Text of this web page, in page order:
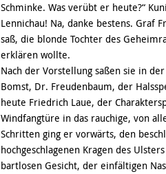
Schminke. Was verübt er heute?“
Lennichau! Na, danke bestens. Graf
saß, die blonde Tochter des
erklären wollte.
Nach der Vorstellung saßen sie in
Bomst, Dr. Freudenbaum, der
heute Friedrich Laue, der
Windfangtüre in das rauchige, von
Schritten ging er vorwärts, den
hochgeschlagenen Kragen des
bartlosen Gesicht, der einfältigen